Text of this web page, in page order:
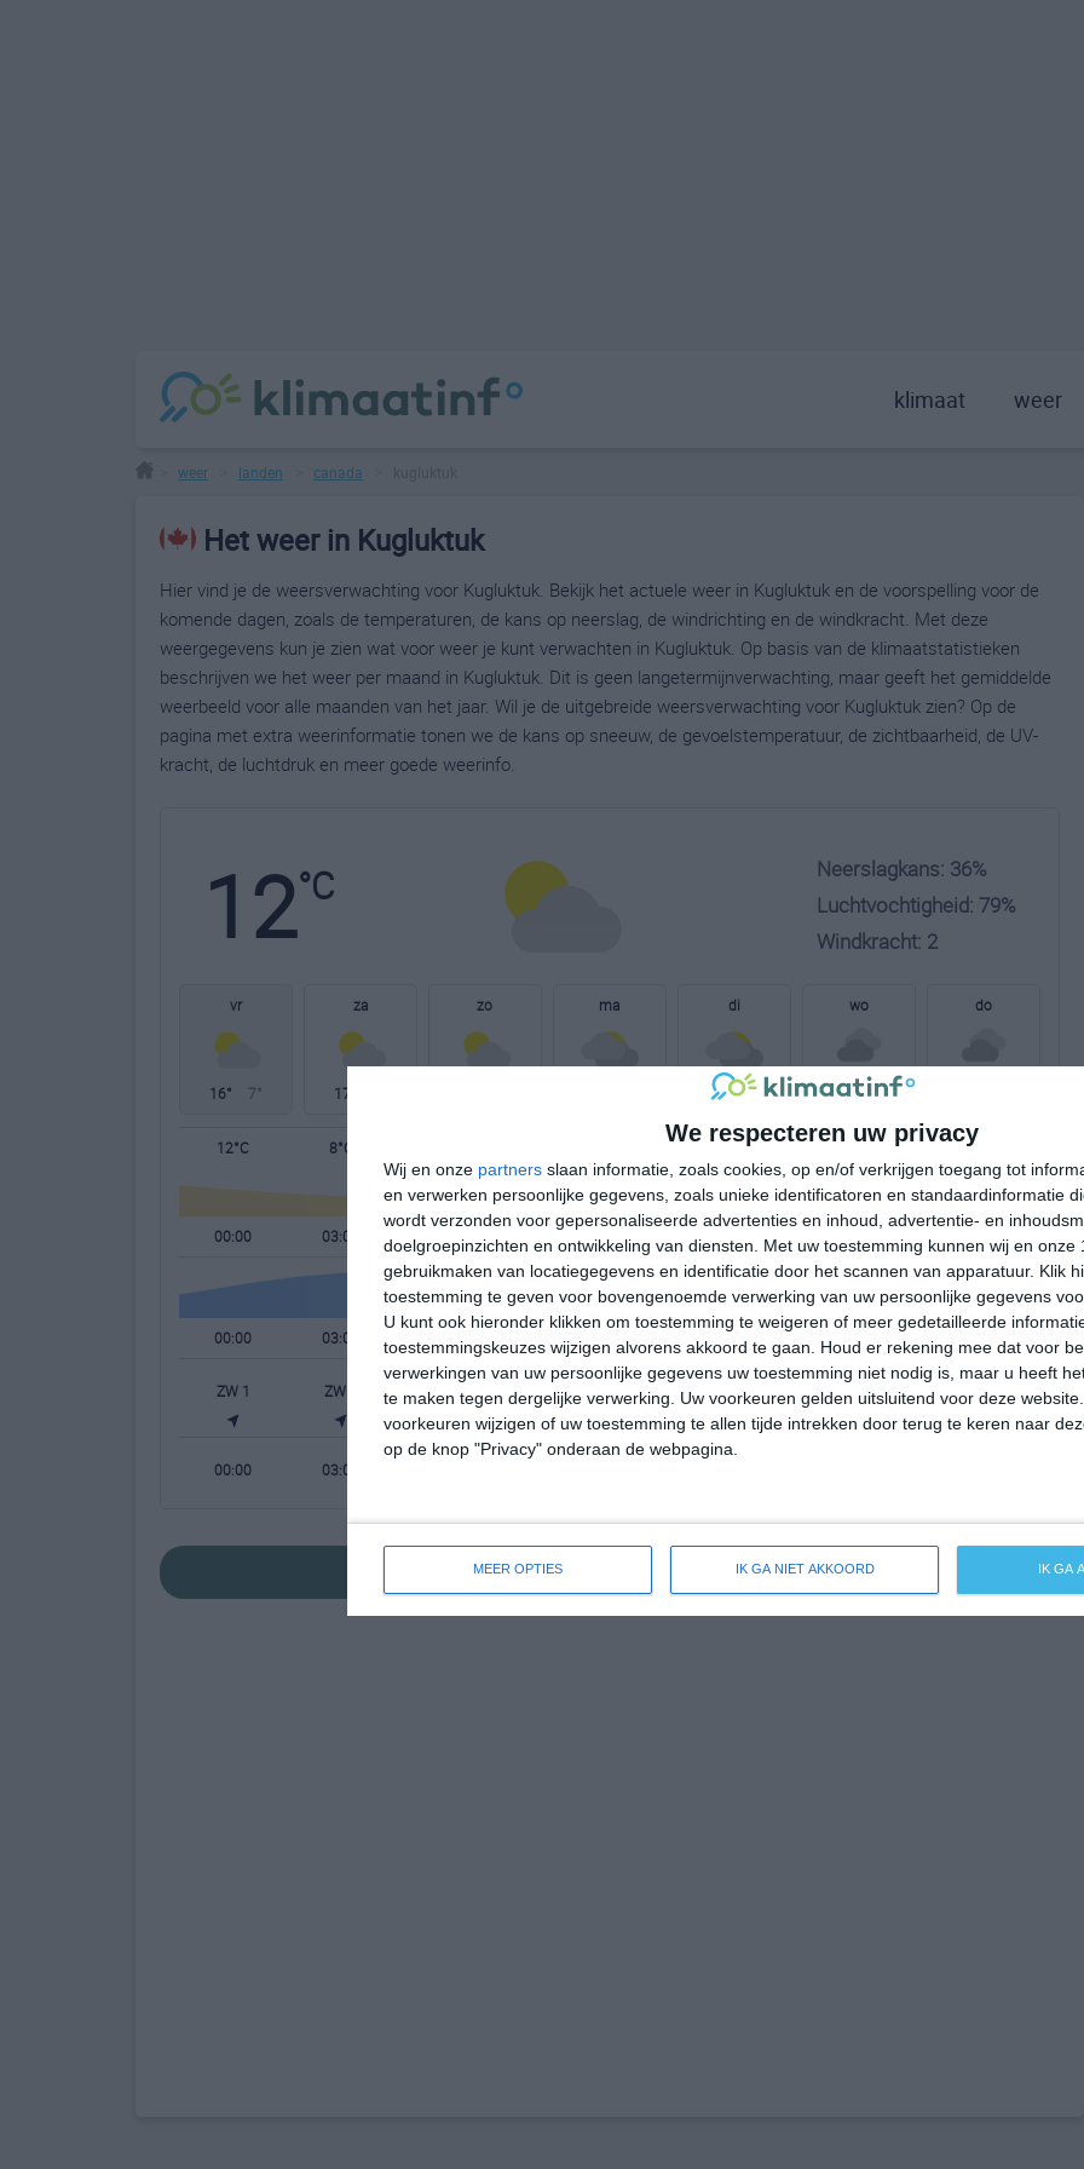
We respecteren uw privacy
Wij en onze partners slaan informatie, zoals cookies, op en/of verkrijgen toegang tot
en verwerken persoonlijke gegevens, zoals unieke identificatoren en standaardinformatie
wordt verzonden voor gepersonaliseerde advertenties en inhoud, advertentie- en
doelgroepinzichten en ontwikkeling van diensten.
Met uw toestemming kunnen wij en onze
gebruikmaken van locatiegegevens en identificatie door het scannen van apparatuur. Klik
toestemming te geven voor bovengenoemde verwerking van uw persoonlijke gegevens
U kunt ook hieronder klikken om toestemming te weigeren of meer gedetailleerde
toestemmingskeuzes wijzigen alvorens akkoord te gaan.
Houd er rekening mee dat voor
verwerkingen van uw persoonlijke gegevens uw toestemming niet nodig is, maar u heeft
te maken tegen dergelijke verwerking. Uw voorkeuren gelden uitsluitend voor deze
voorkeuren wijzigen of uw toestemming te allen tijde intrekken door terug te keren naar
op de knop "Privacy" onderaan de webpagina.
MEER OPTIES IK GA NIET AKKOORD IK GA
klimaat weer
weer landen canada
Het weer in Kugluktuk
Hier vind je de weersverwachting voor Kugluktuk. Bekijk het actuele weer in Kugluktuk en de voorspelling voor de
komende dagen, zoals de temperaturen, de kans op neerslag, de windrichting en de windkracht. Met deze
weergegevens kun je zien wat voor weer je kunt verwachten in Kugluktuk. Op basis van de klimaatstatistieken
beschrijven we het weer per maand in Kugluktuk. Dit is geen langetermijnverwachting, maar geeft het gemiddelde
weerbeeld voor alle maanden van het jaar. Wil je de uitgebreide weersverwachting voor Kugluktuk zien? Op de
pagina met extra weerinformatie tonen we de kans op sneeuw, de gevoelstemperatuur, de zichtbaarheid, de UV-
kracht, de luchtdruk en meer goede weerinfo.
12°C
Neerslagkans: 36%
Luchtvochtigheid: 79%
Windkracht: 2
vr
16° 7°
za
17°
zo ma di
13° 7°
wo
8° 4°
do
12°C 8°C 16°C 17°C 17°C 14°C
00:00 03:00 06:00 09:00 15:00 21:00
00:00 03:00 06:00 09:00 15:00 21:00
ZW 1 ZW 1 ZW 2 W 1 NNO 1 ONO 3 ONO 2
00:00 03:00
bekijk de uitgebreide weersverwachting voor Kugluktuk